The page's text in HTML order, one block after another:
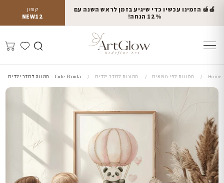
קופון
NEW12
🍎🍯 הזמינו עכשיו כדי שיגיע בזמן לראש השנה עם
12% הנחה!
Home תמונות לפי נושאים תמונות לחדר ילדים Cute Panda – תמונה לחדר ילדים